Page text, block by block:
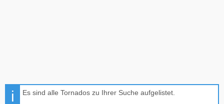
Es sind alle Tornados zu Ihrer Suche aufgelistet.